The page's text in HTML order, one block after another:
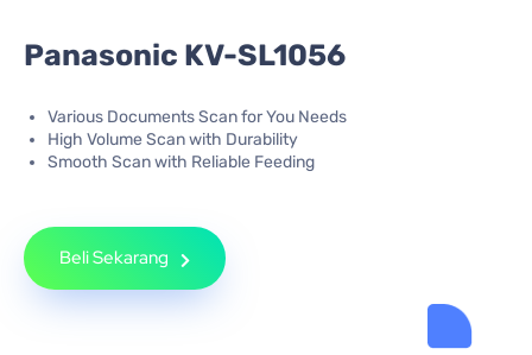
Panasonic KV-SL1056
Various Documents Scan for You Needs
High Volume Scan with Durability
Smooth Scan with Reliable Feeding
Beli Sekarang